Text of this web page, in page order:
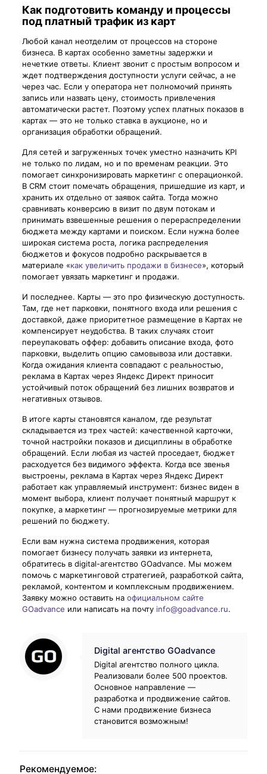
Как подготовить команду и процессы
под платный трафик из карт
Любой канал неотделим от процессов на стороне
бизнеса. В картах особенно заметны задержки и
нечеткие ответы. Клиент звонит с простым вопросом и
ждет подтверждения доступности услуги сейчас, а не
через час. Если у оператора нет полномочий принять
запись или назвать цену, стоимость привлечения
автоматически растет. Поэтому успех платных показов в
картах — это не только ставка в аукционе, но и
организация обработки обращений.
Для сетей и загруженных точек уместно назначить KPI
не только по лидам, но и по временам реакции. Это
помогает синхронизировать маркетинг с операционкой.
В CRM стоит помечать обращения, пришедшие из карт, и
хранить их отдельно от заявок сайта. Тогда можно
сравнивать конверсию в визит по двум потокам и
принимать взвешенные решения о перераспределении
бюджета между картами и поиском. Если нужна более
широкая система роста, логика распределения
бюджетов и фокусов подробно раскрывается в
материале «как увеличить продажи в бизнесе», который
помогает увязать маркетинг и продажи.
И последнее. Карты — это про физическую доступность.
Там, где нет парковки, понятного входа или решения с
доставкой, даже приоритетное размещение в Картах не
компенсирует неудобства. В таких случаях стоит
переупаковать оффер: добавить описание входа, фото
парковки, выделить опцию самовывоза или доставки.
Когда ожидания клиента совпадают с реальностью,
реклама в Картах через Яндекс Директ приносит
устойчивый поток обращений без лишних возвратов и
негативных отзывов.
В итоге карты становятся каналом, где результат
складывается из трех частей: качественной карточки,
точной настройки показов и дисциплины в обработке
обращений. Если любая из частей проседает, бюджет
расходуется без видимого эффекта. Когда все звенья
выстроены, реклама в Картах через Яндекс Директ
работает как управляемый инструмент: бизнес виден в
момент выбора, клиент получает понятный маршрут к
покупке, а маркетинг — прогнозируемые метрики для
решений по бюджету.
Если вам нужна система продвижения, которая
помогает бизнесу получать заявки из интернета,
обратитесь в digital-агентство GOadvance. Мы можем
помочь с маркетинговой стратегией, разработкой сайта,
рекламой, контентом и комплексным продвижением.
Заявку можно оставить на официальном сайте
GOadvance или написать на почту info@goadvance.ru.
Digital агентство GOadvance
Digital агентство полного цикла.
Реализовали более 500 проектов.
Основное направление —
разработка и продвижение сайтов.
С нами продвижение бизнеса
становится возможным!
Рекомендуемое: